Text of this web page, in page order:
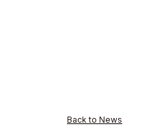
Back to News